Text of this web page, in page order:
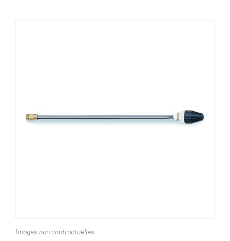
Images non contractuelles